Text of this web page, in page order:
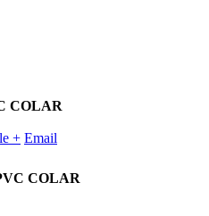
COLAR
+ Email
COLAR